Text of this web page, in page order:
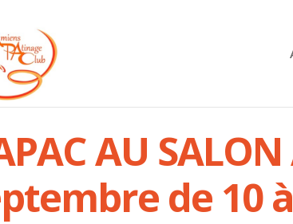
AU
de 10